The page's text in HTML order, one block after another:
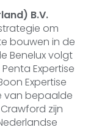
B.V.
om
bouwen in de
Benelux volgt
Expertise
Expertise
van bepaalde
Crawford zijn